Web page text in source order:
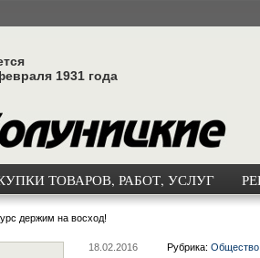
1931 года
ТОВАРОВ, РАБОТ, УСЛУГ
держим на восход!
18.02.2016 Рубрика: Общество